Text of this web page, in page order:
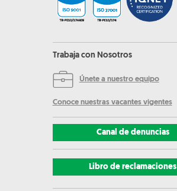
Trabaja con Nosotros
Únete a nuestro equipo
Conoce nuestras vacantes vigentes
Canal de denuncias
Libro de reclamaciones